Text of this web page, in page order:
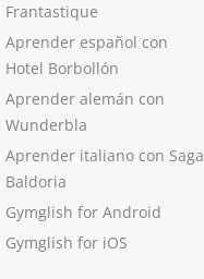
Frantastique
Aprender español con
Hotel Borbollón
Aprender alemán con
Wunderbla
Aprender italiano con Saga
Baldoria
Gymglish for Android
Gymglish for iOS